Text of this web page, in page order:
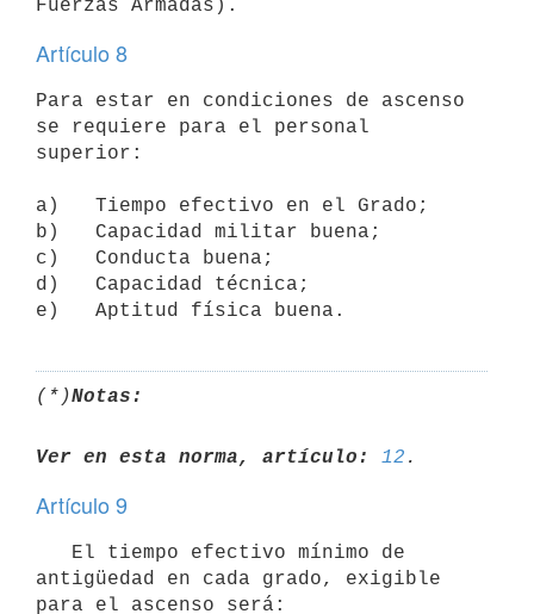
Artículo 8
Para estar en condiciones de ascenso
se requiere para el personal
superior:
a)   Tiempo efectivo en el Grado;
b)   Capacidad militar buena;
c)   Conducta buena;
d)   Capacidad técnica;
(*)Notas:
Ver en esta norma, artículo: 12
Artículo 9
antigüedad en cada grado, exigible
para el ascenso será: